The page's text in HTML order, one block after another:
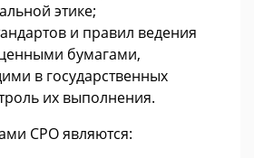
этике;
и правил ведения
бумагами,
в государственных
их выполнения.
СРО являются: